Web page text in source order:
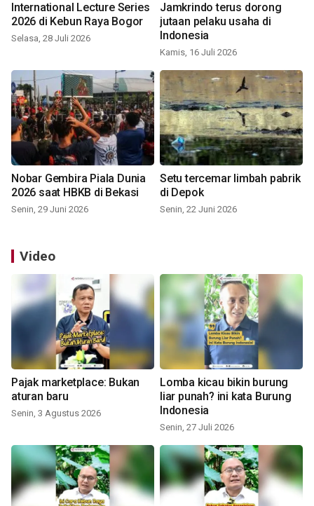
International Lecture Series
2026 di Kebun Raya Bogor
Selasa, 28 Juli 2026
Jamkrindo terus dorong
jutaan pelaku usaha di
Indonesia
Kamis, 16 Juli 2026
Nobar Gembira Piala Dunia
2026 saat HBKB di Bekasi
Senin, 29 Juni 2026
Setu tercemar limbah pabrik
di Depok
Senin, 22 Juni 2026
Video
Pajak marketplace: Bukan
aturan baru
Senin, 3 Agustus 2026
Lomba kicau bikin burung
liar punah? ini kata Burung
Indonesia
Senin, 27 Juli 2026